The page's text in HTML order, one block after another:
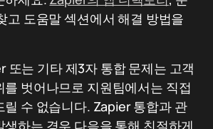
고 도움말 섹션에서 해결 방법을
또는 기타 제3자 통합 문제는 고객
를 벗어나므로 지원팀에서는 직접
릴 수 없습니다. Zapier 통합과 관
생하는 경우 다음을 통해 친절하게